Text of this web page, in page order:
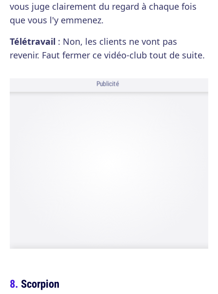
vous juge clairement du regard à chaque fois
que vous l'y emmenez.
Télétravail : Non, les clients ne vont pas
revenir. Faut fermer ce vidéo-club tout de suite.
Publicité
Scorpion